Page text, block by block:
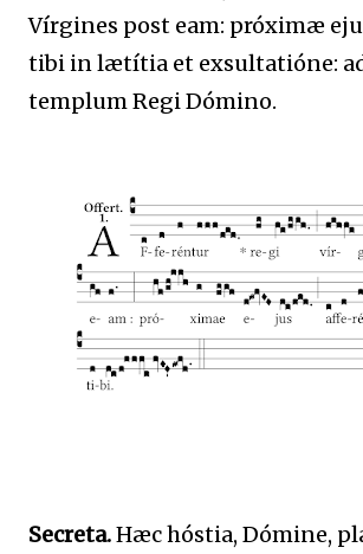
Vírgines post eam: próximæ
tibi in lætítia et exsultatióne:
templum Regi Dómino.
Secreta.Hæc hóstia, Dómine,